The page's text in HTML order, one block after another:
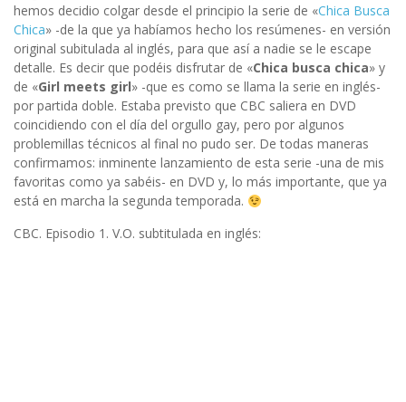
hemos decidio colgar desde el principio la serie de «Chica Busca
Chica» -de la que ya habíamos hecho los resúmenes- en versión
original subitulada al inglés, para que así a nadie se le escape
detalle. Es decir que podéis disfrutar de «Chica busca chica» y
de «Girl meets girl» -que es como se llama la serie en inglés-
por partida doble. Estaba previsto que CBC saliera en DVD
coincidiendo con el día del orgullo gay, pero por algunos
problemillas técnicos al final no pudo ser. De todas maneras
confirmamos: inminente lanzamiento de esta serie -una de mis
favoritas como ya sabéis- en DVD y, lo más importante, que ya
está en marcha la segunda temporada.
CBC. Episodio 1. V.O. subtitulada en inglés: